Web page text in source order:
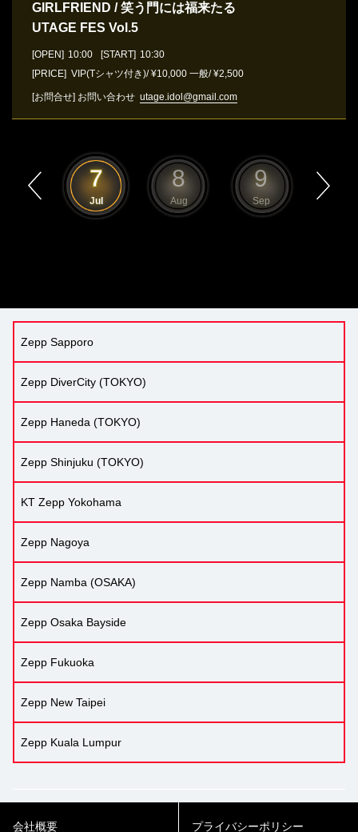
GIRLFRIEND / 笑う門には福来たる
UTAGE FES Vol.5
[OPEN] 10:00 [START] 10:30
[PRICE] VIP(Tシャツ付き)/ ¥10,000 一般/ ¥2,500
[お問合せ] お問い合わせ utage.idol@gmail.com
7
Jul
8
Aug
9
Sep
Zepp Sapporo
Zepp DiverCity (TOKYO)
Zepp Haneda (TOKYO)
Zepp Shinjuku (TOKYO)
KT Zepp Yokohama
Zepp Nagoya
Zepp Namba (OSAKA)
Zepp Osaka Bayside
Zepp Fukuoka
Zepp New Taipei
Zepp Kuala Lumpur
会社概要 プライバシーポリシー